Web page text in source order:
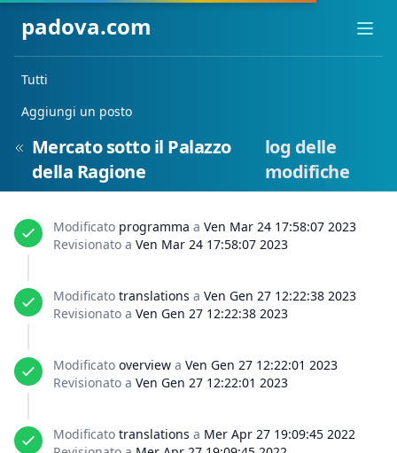
padova.com
Tutti
Aggiungi un posto
Mercato sotto il Palazzo
della Ragione
log delle
modifiche
Modificato programma a Ven Mar 24 17:58:07 2023
Revisionato a Ven Mar 24 17:58:07 2023
Modificato translations a Ven Gen 27 12:22:38 2023
Revisionato a Ven Gen 27 12:22:38 2023
Modificato overview a Ven Gen 27 12:22:01 2023
Revisionato a Ven Gen 27 12:22:01 2023
Modificato translations a Mer Apr 27 19:09:45 2022